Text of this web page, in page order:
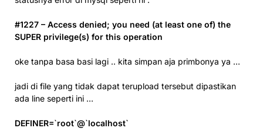
#1227 – Access denied; you need (at least one of) the
SUPER privilege(s) for this operation
oke tanpa basa basi lagi .. kita simpan aja primbonya ya …
jadi di file yang tidak dapat terupload tersebut dipastikan
ada line seperti ini …
DEFINER=`root`@`localhost`